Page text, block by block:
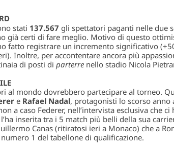
stati 137.567 gli spettatori paganti nelle due
già certi di fare meglio. Motivo di questo
fatto registrare un incremento significativo
Inoltre, per accontentare ancora più
di posti di parterrenello stadio Nicola
al mondo dovrebbero partecipare al torneo.
e Rafael Nadal, protagonisti lo scorso anno
a caso Federer, nell’intervista esclusiva che
inserita tra i 5 match più belli della sua
Canas(ritiratosi ieri a Monaco) che a
1 del tabellone di qualificazione.